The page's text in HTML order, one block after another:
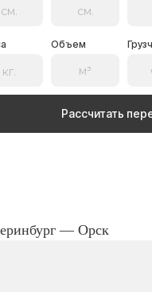
Объем
Рассчитать
— Орск